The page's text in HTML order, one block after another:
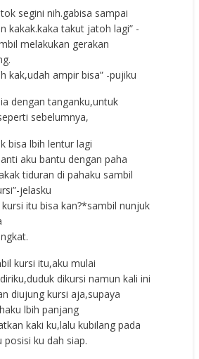
segini nih.gabisa sampai
kakak.kaka takut jatoh lagi” -
melakukan gerakan
kak,udah ampir bisa” -pujiku
dengan tanganku,untuk
sebelumnya,
bisa lbih lentur lagi
aku bantu dengan paha
tiduran di pahaku sambil
jelasku
kursi itu bisa kan?*sambil nunjuk
kursi itu,aku mulai
dikursi namun kali ini
diujung kursi aja,supaya
lbih panjang
kaki ku,lalu kubilang pada
posisi ku dah siap.